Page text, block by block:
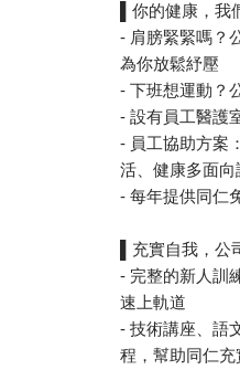
▌你的健康，我
- 肩膀緊緊嗎？
為你放鬆紓壓
- 下班想運動？
- 設有員工醫護
- 員工協助方案
活、健康多面向
- 每年提供同仁
▌充實自我，公
- 完整的新人訓
速上軌道
- 技術講座、語
程，幫助同仁充